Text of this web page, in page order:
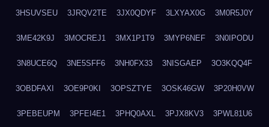
3HSUVSEU 3JRQV2TE 3JX0QDYF 3LXYAX0G 3M0R5J0Y
3ME42K9J 3MOCREJ1 3MX1P1T9 3MYP6NEF 3N0IPODU
3N8UCE6Q 3NE5SFF6 3NH0FX33 3NISGAEP 3O3KQQ4F
3OBDFAXI 3OE9P0KI 3OPSZTYE 3OSK46GW 3P20H0VW
3PEBEUPM 3PFEI4E1 3PHQ0AXL 3PJX8KV3 3PWL81U6